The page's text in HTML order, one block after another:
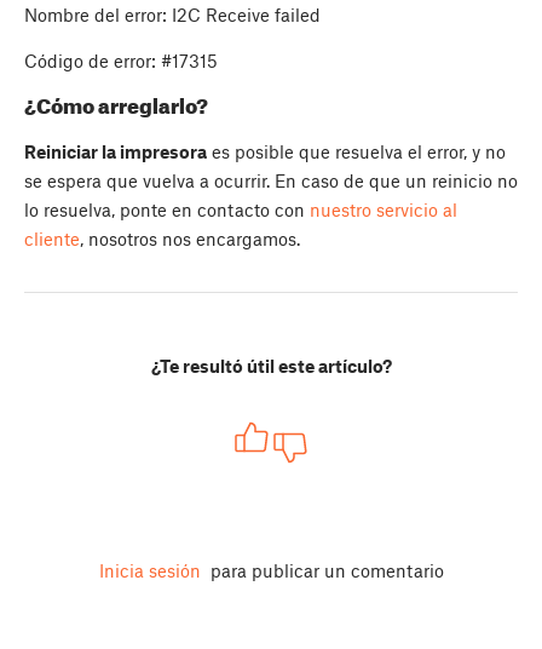
Nombre del error: I2C Receive failed
Código de error: #17315
¿Cómo arreglarlo?
Reiniciar la impresora es posible que resuelva el error, y no
se espera que vuelva a ocurrir. En caso de que un reinicio no
lo resuelva, ponte en contacto con nuestro servicio al
cliente, nosotros nos encargamos.
¿Te resultó útil este artículo?
Inicia sesión para publicar un comentario